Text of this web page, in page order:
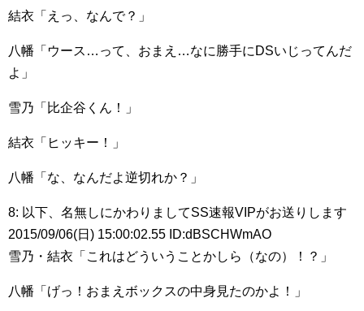
結衣「えっ、なんで？」
八幡「ウース…って、おまえ…なに勝手にDSいじってんだ
よ」
雪乃「比企谷くん！」
結衣「ヒッキー！」
八幡「な、なんだよ逆切れか？」
8: 以下、名無しにかわりましてSS速報VIPがお送りします
2015/09/06(日) 15:00:02.55 ID:dBSCHWmAO
雪乃・結衣「これはどういうことかしら（なの）！？」
八幡「げっ！おまえボックスの中身見たのかよ！」